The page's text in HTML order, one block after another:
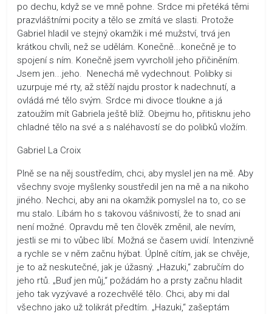
po dechu, když se ve mně pohne. Srdce mi přetéká těmi
prazvláštními pocity a tělo se zmítá ve slasti. Protože
Gabriel hladil ve stejný okamžik i mé mužství, trvá jen
krátkou chvíli, než se udělám. Konečně...konečně je to
spojení s ním. Konečně jsem vyvrcholil jeho přičiněním.
Jsem jen...jeho. Nenechá mě vydechnout. Polibky si
uzurpuje mé rty, až stěží najdu prostor k nadechnutí, a
ovládá mé tělo svým. Srdce mi divoce tloukne a já
zatoužím mít Gabriela ještě blíž. Obejmu ho, přitisknu jeho
chladné tělo na své a s naléhavostí se do polibků vložím.
Gabriel La Croix
Plně se na něj soustředím, chci, aby myslel jen na mě. Aby
všechny svoje myšlenky soustředil jen na mě a na nikoho
jiného. Nechci, aby ani na okamžik pomyslel na to, co se
mu stalo. Líbám ho s takovou vášnivostí, že to snad ani
není možné. Opravdu mě ten člověk změnil, ale nevím,
jestli se mi to vůbec líbí. Možná se časem uvidí. Intenzivně
a rychle se v něm začnu hýbat. Úplně cítím, jak se chvěje,
je to až neskutečné, jak je úžasný. „Hazuki,“ zabručím do
jeho rtů. „Buď jen můj,“ požádám ho a prsty začnu hladit
jeho tak vyzývavé a rozechvělé tělo. Chci, aby mi dal
všechno jako už tolikrát předtím. „Hazuki,“ zašeptám